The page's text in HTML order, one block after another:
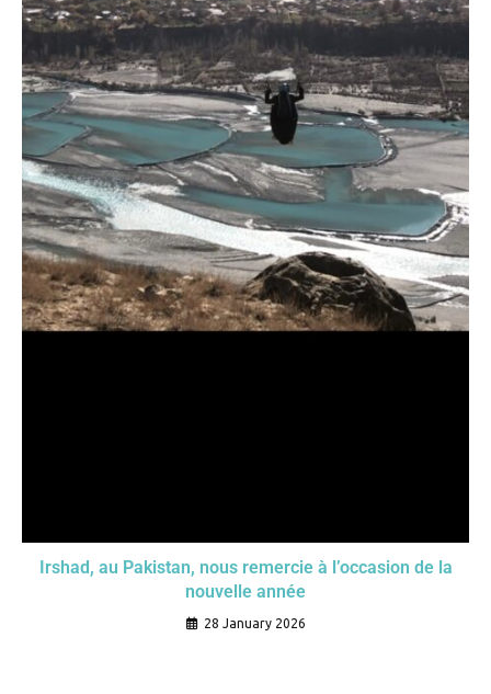
Irshad, au Pakistan, nous remercie à l’occasion de la
nouvelle année
28 January 2026